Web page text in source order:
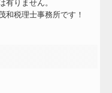
有りません。
和税理士事務所です！